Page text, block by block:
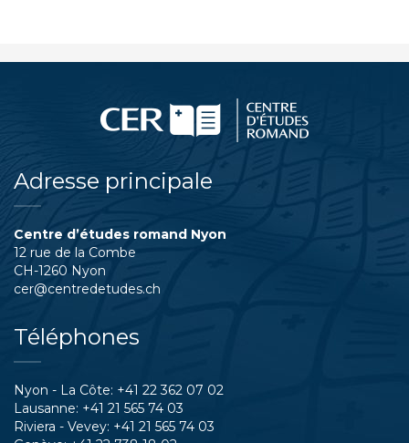
Adresse principale
Centre d’études romand Nyon
12 rue de la Combe
CH-1260 Nyon
cer@centredetudes.ch
Téléphones
Nyon - La Côte: +41 22 362 07 02
Lausanne: +41 21 565 74 03
Riviera - Vevey: +41 21 565 74 03